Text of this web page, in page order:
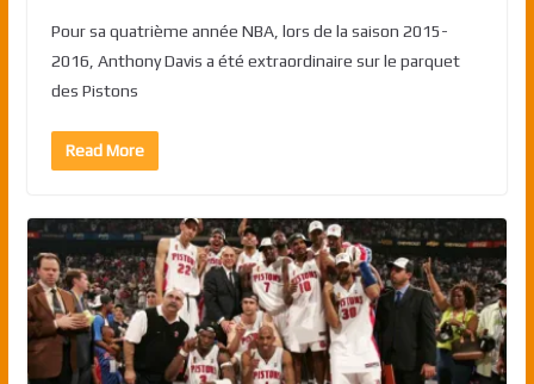
Pour sa quatrième année NBA, lors de la saison 2015-
2016, Anthony Davis a été extraordinaire sur le parquet
des Pistons
Read More